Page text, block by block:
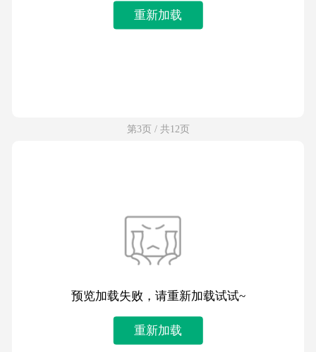
重新加载
第3页 / 共12页
预览加载失败，请重新加载试试~
重新加载